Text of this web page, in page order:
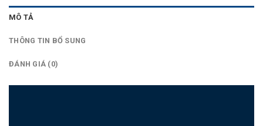
MÔ TẢ
THÔNG TIN BỔ SUNG
ĐÁNH GIÁ (0)